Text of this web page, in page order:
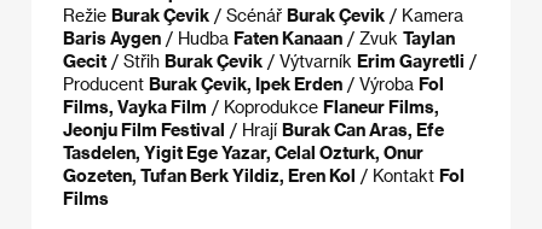
Režie Burak Çevik / Scénář Burak Çevik / Kamera
Baris Aygen / Hudba Faten Kanaan / Zvuk Taylan
Gecit / Střih Burak Çevik / Výtvarník Erim Gayretli /
Producent Burak Çevik, Ipek Erden / Výroba Fol
Films, Vayka Film / Koprodukce Flaneur Films,
Jeonju Film Festival / Hrají Burak Can Aras, Efe
Tasdelen, Yigit Ege Yazar, Celal Ozturk, Onur
Gozeten, Tufan Berk Yildiz, Eren Kol / Kontakt Fol
Films